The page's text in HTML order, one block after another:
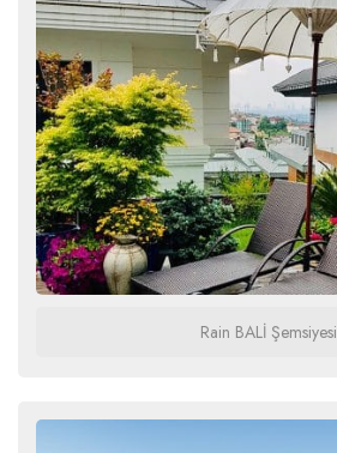
Rain BALİ Şemsiyesi